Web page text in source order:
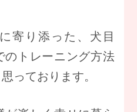
寄り添った、犬目
のトレーニング方法
っております。